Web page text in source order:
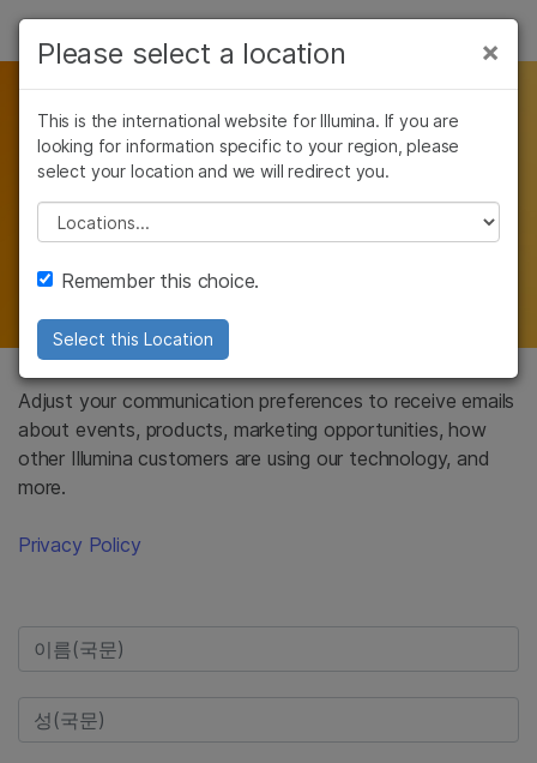
솔루션
학습
회사
지원
추천 링크
Communication
Preferences
To ensure that you receive emails that you
consider relevant, Illumina would like to
know more about you
Adjust your communication preferences to receive emails
about events, products, marketing opportunities, how
other Illumina customers are using our technology, and
more.
Privacy Policy
×
Please select a location
This is the international website for Illumina. If you are
looking for information specific to your region, please
select your location and we will redirect you.
Please select a location
Remember this choice.
Select this Location
×
암 연구
미생물학 연구
농업유전체학 연구
복합 질환 연구
임상 종양학 연구
생식 보건 연구
연구